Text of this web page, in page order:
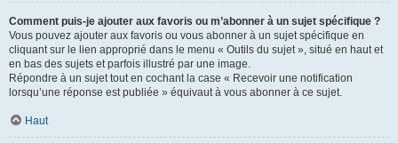
Comment puis-je ajouter aux favoris ou m’abonner à un sujet spécifique ?
Vous pouvez ajouter aux favoris ou vous abonner à un sujet spécifique en
cliquant sur le lien approprié dans le menu « Outils du sujet », situé en haut et
en bas des sujets et parfois illustré par une image.
Répondre à un sujet tout en cochant la case « Recevoir une notification
lorsqu’une réponse est publiée » équivaut à vous abonner à ce sujet.
Haut